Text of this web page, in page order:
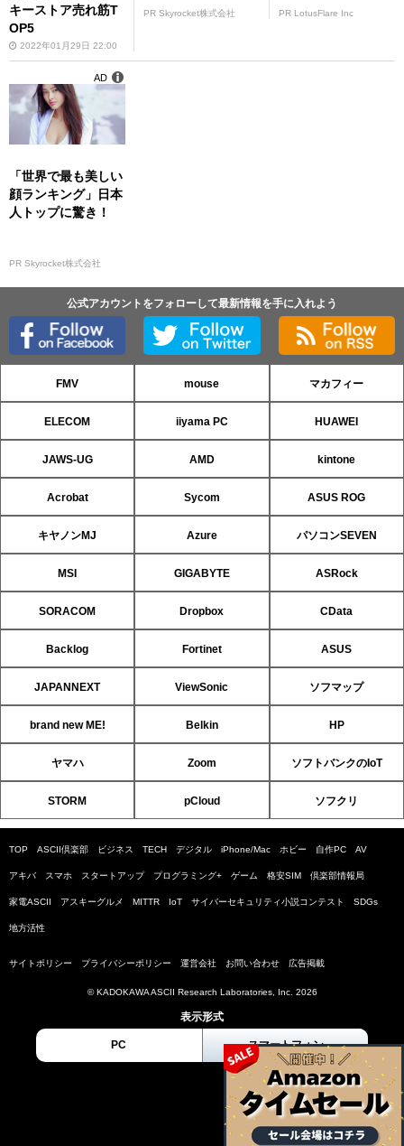
キーストア売れ筋T
OP5
2022年01月29日 22:00
PR Skyrocket株式会社 PR LotusFlare Inc
「世界で最も美しい
顔ランキング」日本
人トップに驚き！
PR Skyrocket株式会社
AD
公式アカウントをフォローして最新情報を手に入れよう
FMV mouse マカフィー
ELECOM iiyama PC HUAWEI
JAWS-UG AMD kintone
Acrobat Sycom ASUS ROG
キヤノンMJ Azure パソコンSEVEN
MSI GIGABYTE ASRock
SORACOM Dropbox CData
Backlog Fortinet ASUS
JAPANNEXT ViewSonic ソフマップ
brand new ME! Belkin HP
ヤマハ Zoom ソフトバンクのIoT
STORM pCloud ソフクリ
TOP ASCII倶楽部 ビジネス TECH デジタル iPhone/Mac ホビー 自作PC AV
アキバ スマホ スタートアップ プログラミング+ ゲーム 格安SIM 倶楽部情報局
家電ASCII アスキーグルメ MITTR IoT サイバーセキュリティ小説コンテスト SDGs
地方活性
サイトポリシー プライバシーポリシー 運営会社 お問い合わせ 広告掲載
© KADOKAWA ASCII Research Laboratories, Inc. 2026
表示形式
PC スマートフォン